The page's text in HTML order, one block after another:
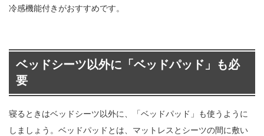
冷感機能付きがおすすめです。
ベッドシーツ以外に「ベッドパッド」も必
要
寝るときはベッドシーツ以外に、「ベッドパッド」も使うように
しましょう。ベッドパッドとは、マットレスとシーツの間に敷い